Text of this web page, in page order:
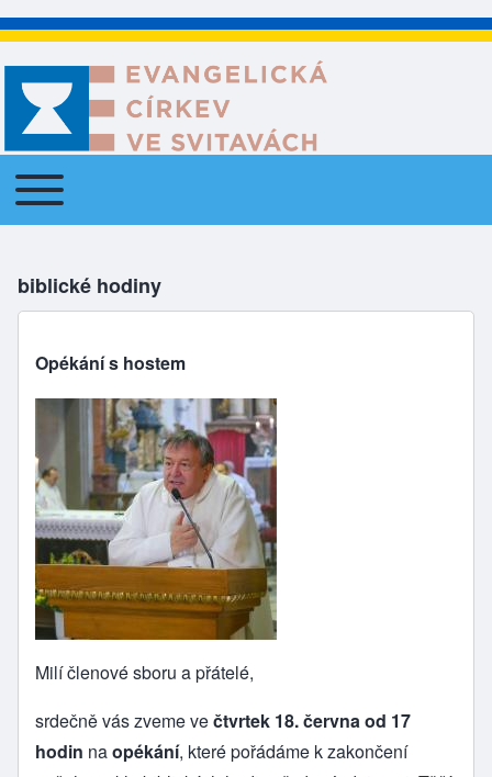
Main navigation
Toggle main menu
biblické hodiny
Opékání s hostem
Milí členové sboru a přátelé,
srdečně vás zveme večtvrtek 18. června od 17
hodin naopékání, které pořádáme k zakončení